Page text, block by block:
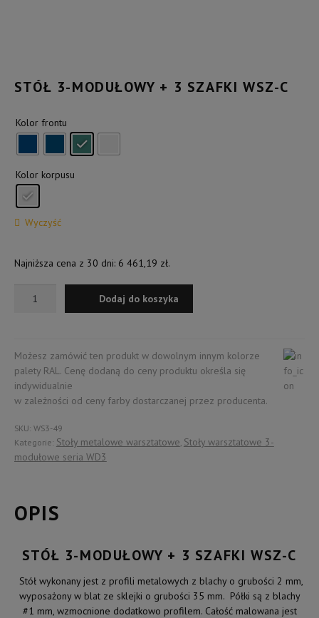
STÓŁ 3-MODUŁOWY + 3 SZAFKI WSZ-C
Kolor frontu
Kolor korpusu
Wyczyść
Najniższa cena z 30 dni: 6 461,19 zł.
+
szafki
WSZ-
Dodaj do koszyka
Możesz zamówić ten produkt w dowolnym innym kolorze
palety RAL. Cenę dodaną do ceny produktu określa się
indywidualnie
w zależności od ceny farby dostarczanej przez producenta.
SKU: WS3-49
Kategorie: Stoły metalowe warsztatowe, Stoły warsztatowe 3-
modułowe seria WD3
OPIS
STÓŁ 3-MODUŁOWY + 3 SZAFKI WSZ-C
Stół wykonany jest z profili metalowych z blachy o grubości 2 mm,
wyposażony w blat ze sklejki o grubości 35 mm. Półki są z blachy
#1 mm, wzmocnione dodatkowo profilem. Całość malowana jest